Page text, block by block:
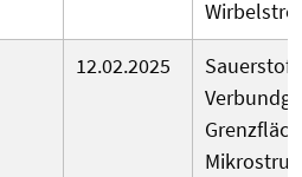
12.02.2025